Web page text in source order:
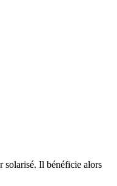
solarisé. Il bénéficie alors